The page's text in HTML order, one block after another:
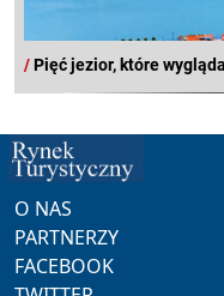
/Pięć jezior, które
O NAS
PARTNERZY
FACEBOOK